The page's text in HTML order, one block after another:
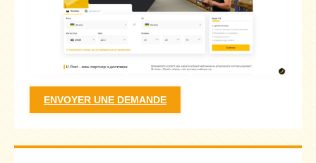
ENVOYER UNE DEMANDE